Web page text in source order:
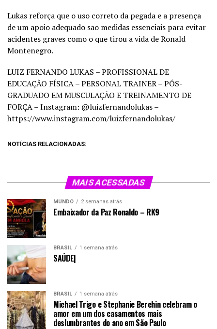
Lukas reforça que o uso correto da pegada e a presença
de um apoio adequado são medidas essenciais para evitar
acidentes graves como o que tirou a vida de Ronald
Montenegro.
LUIZ FERNANDO LUKAS – PROFISSIONAL DE
EDUCAÇÃO FÍSICA – PERSONAL TRAINER – PÓS-
GRADUADO EM MUSCULAÇÃO E TREINAMENTO DE
FORÇA – Instagram: @luizfernandolukas –
https://www.instagram.com/luizfernandolukas/
NOTÍCIAS RELACIONADAS:
MAIS ACESSADAS
MUNDO 2 semanas atrás
Embaixador da Paz Ronaldo – RK9
BRASIL 1 semana atrás
SAÚDE|
BRASIL 1 semana atrás
Michael Trigo e Stephanie Berchin celebram o
amor em um dos casamentos mais
deslumbrantes do ano em São Paulo